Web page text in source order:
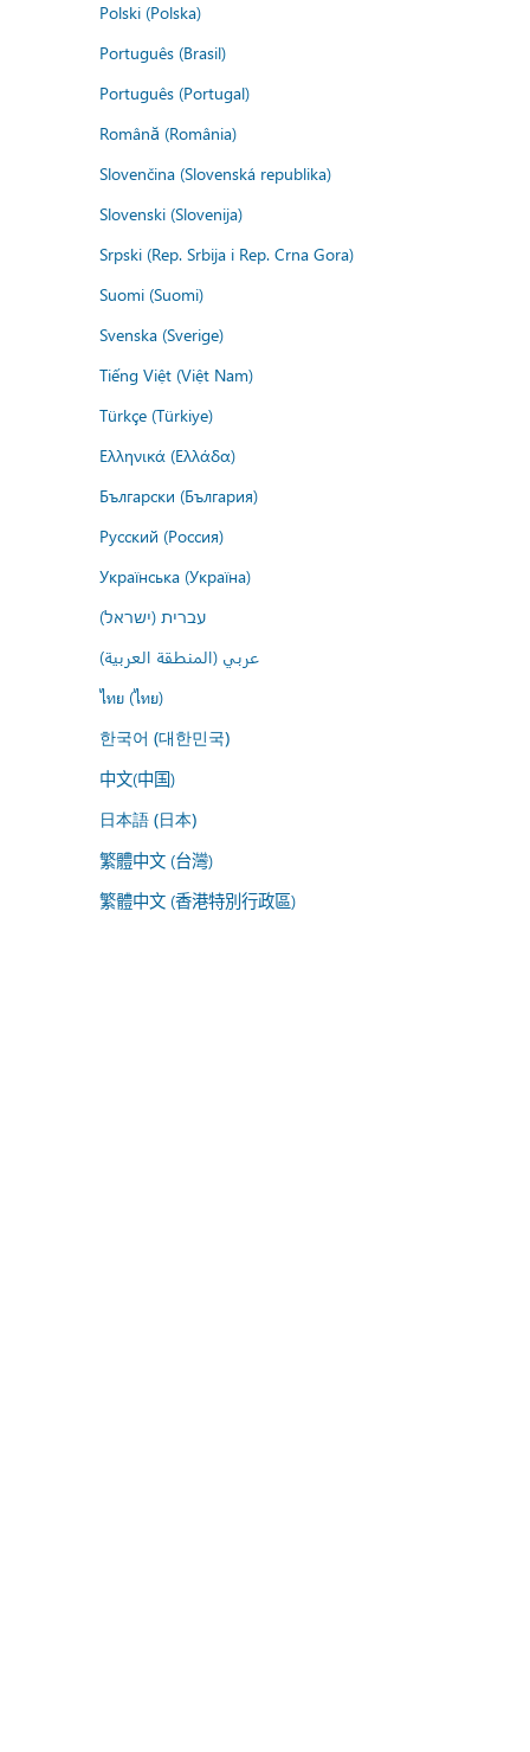
Polski (Polska)
Português (Brasil)
Português (Portugal)
Română (România)
Slovenčina (Slovenská republika)
Slovenski (Slovenija)
Srpski (Rep. Srbija i Rep. Crna Gora)
Suomi (Suomi)
Svenska (Sverige)
Tiếng Việt (Việt Nam)
Türkçe (Türkiye)
Ελληνικά (Ελλάδα)
Български (България)
Русский (Россия)
Українська (Україна)
עברית (ישראל)
عربي (المنطقة العربية)
ไทย (ไทย)
한국어 (대한민국)
中文(中国)
日本語 (日本)
繁體中文 (台灣)
繁體中文 (香港特別行政區)